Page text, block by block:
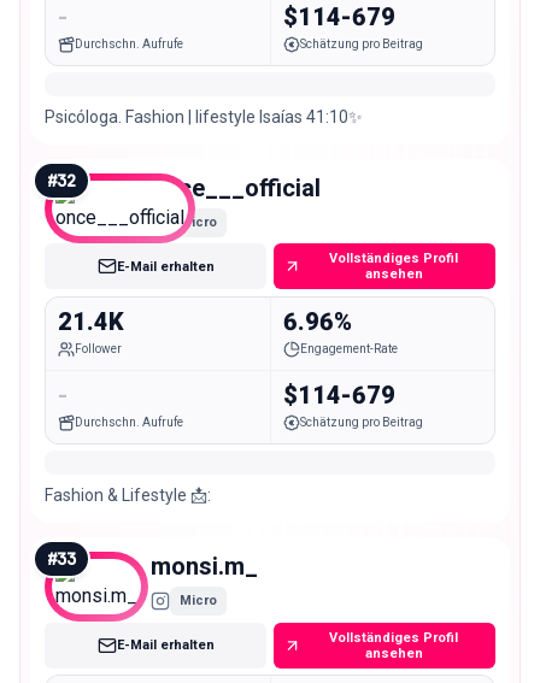
-
Durchschn. Aufrufe
$114-679
Schätzung pro Beitrag
Psicóloga. Fashion | lifestyle Isaías 41:10✨
#32 once___official
Micro
E-Mail erhalten
Vollständiges Profil
ansehen
21.4K
Follower
6.96%
Engagement-Rate
-
Durchschn. Aufrufe
$114-679
Schätzung pro Beitrag
Fashion & Lifestyle 📩:
#33 monsi.m_
Micro
E-Mail erhalten
Vollständiges Profil
ansehen